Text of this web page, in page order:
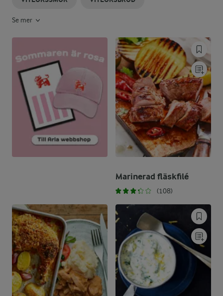
Se mer
Marinerad fläskfilé
(108)